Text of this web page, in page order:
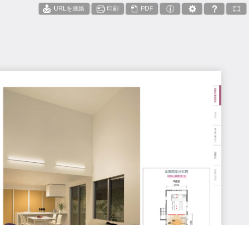
URLを連絡 印刷 PDF